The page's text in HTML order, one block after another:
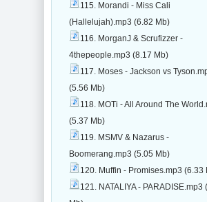
115. Morandi - Miss Cali
(Hallelujah).mp3 (6.82 Mb)
116. MorganJ & Scrufizzer -
4thepeople.mp3 (8.17 Mb)
117. Moses - Jackson vs
(5.56 Mb)
118. MOTi - All Around The
(5.37 Mb)
119. MSMV & Nazarus -
Boomerang.mp3 (5.05 Mb)
120. Muffin - Promises.mp3 (6.33
121. NATALIYA - PARADISE.mp3